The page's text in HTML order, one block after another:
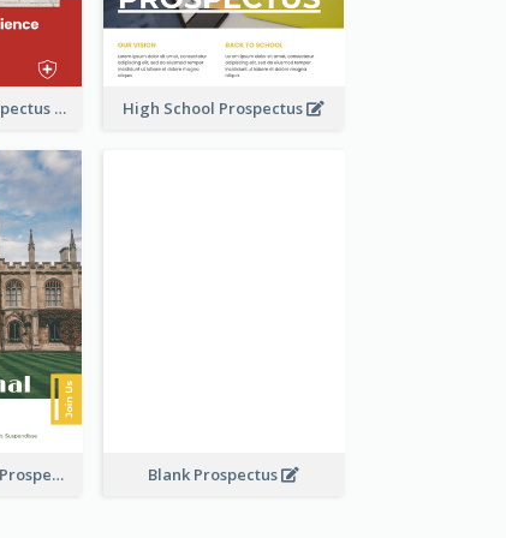
School Faculty Prospectus High School Prospectus
Modern University Prospectus Blank Prospectus